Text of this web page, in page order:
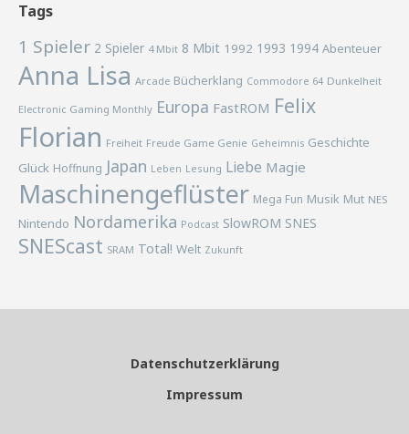
Tags
1 Spieler 2 Spieler 4 Mbit 8 Mbit 1992 1993 1994 Abenteuer
Anna Lisa Arcade Bücherklang Commodore 64 Dunkelheit
Electronic Gaming Monthly Europa FastROM Felix
Florian Freiheit Freude Game Genie Geheimnis Geschichte
Glück Hoffnung Japan Leben Lesung Liebe Magie
Maschinengeflüster Mega Fun Musik Mut NES
Nintendo Nordamerika Podcast SlowROM SNES
SNEScast SRAM Total! Welt Zukunft
Datenschutzerklärung
Impressum